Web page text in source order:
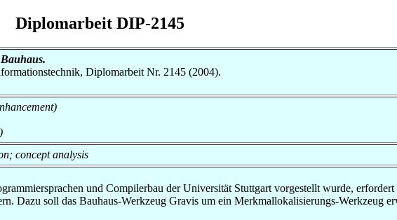
Diplomarbeit DIP-2145
Diplomarbeit Nr. 2145 (2004).
concept analysis
und Compilerbau der Universität Stuttgart vorgestellt wurde, erfordert
Dazu soll das Bauhaus-Werkzeug Gravis um ein Merkmallokalisierungs-Werkzeug